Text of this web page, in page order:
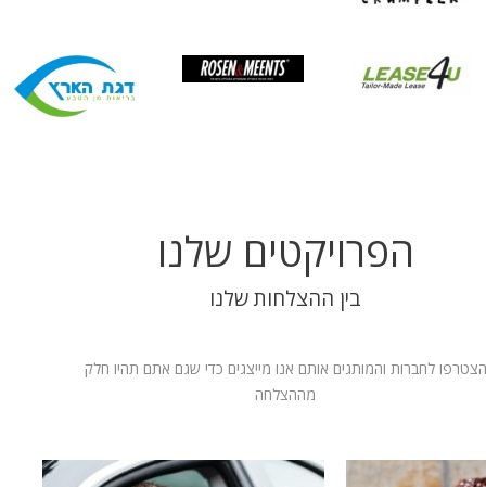
הפרויקטים שלנו
בין ההצלחות שלנו
הצטרפו לחברות והמותגים אותם אנו מייצגים כדי שגם אתם תהיו חלק
מההצלחה